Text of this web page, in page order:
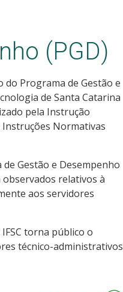
(PGD)
Programa de Gestão e
de Santa Catarina
pela Instrução
Instruções Normativas
Gestão e Desempenho
observados relativos à
aos servidores
torna público o
técnico-administrativos